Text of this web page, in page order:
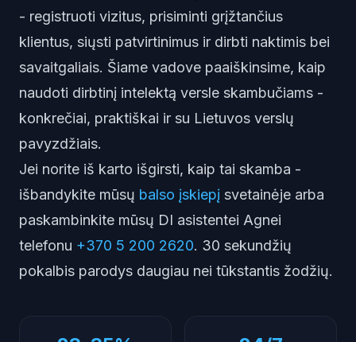
- registruoti vizitus, prisiminti grįžtančius
klientus, siųsti patvirtinimus ir dirbti naktimis bei
savaitgaliais. Šiame vadove paaiškinsime, kaip
naudoti dirbtinį intelektą versle skambučiams -
konkrečiai, praktiškai ir su Lietuvos verslų
pavyzdžiais.
Jei norite iš karto išgirsti, kaip tai skamba -
išbandykite mūsų balso įskiepį svetainėje arba
paskambinkite mūsų DI asistentei Agnei
telefonu +370 5 200 2620. 30 sekundžių
pokalbis parodys daugiau nei tūkstantis žodžių.